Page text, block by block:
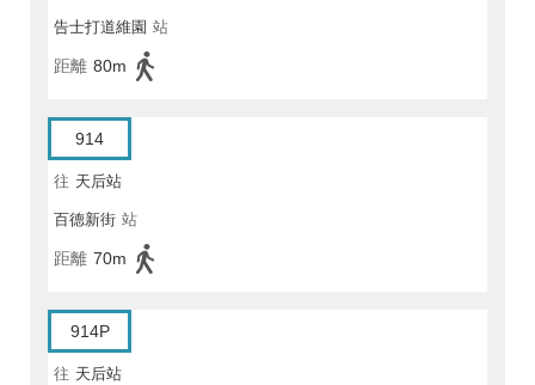
告士打道維園 站
距離 80m
914
往 天后站
百德新街 站
距離 70m
914P
往 天后站